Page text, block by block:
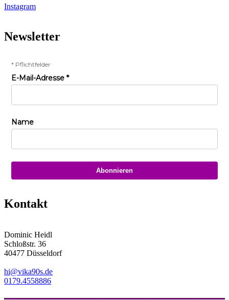
Instagram
Newsletter
* Pflichtfelder
E-Mail-Adresse *
Name
Kontakt
Dominic Heidl
Schloßstr. 36
40477 Düsseldorf
hi@vika90s.de
0179.4558886